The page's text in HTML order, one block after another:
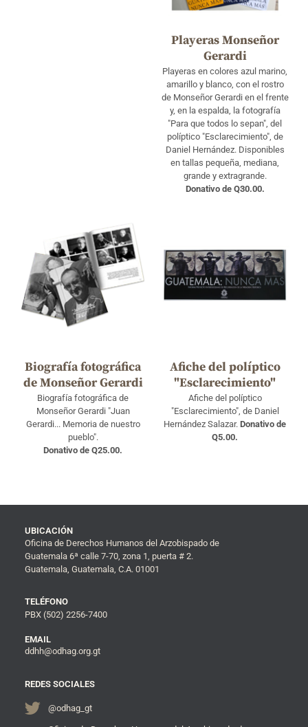
Playeras Monseñor
Gerardi
Playeras en colores azul marino,
amarillo y blanco, con el rostro
de Monseñor Gerardi en el frente
y, en la espalda, la fotografía
"Para que todos lo sepan", del
políptico "Esclarecimiento", de
Daniel Hernández. Disponibles
en tallas pequeña, mediana,
grande y extragrande.
Donativo de Q30.00.
Biografía fotográfica
de Monseñor Gerardi
Biografía fotográfica de
Monseñor Gerardi "Juan
Gerardi... Memoria de nuestro
pueblo".
Donativo de Q25.00.
Afiche del políptico
"Esclarecimiento"
Afiche del políptico
"Esclarecimiento", de Daniel
Hernández Salazar.Donativo de
Q5.00.
UBICACIÓN
Oficina de Derechos Humanos del Arzobispado de
Guatemala 6ª calle 7-70, zona 1, puerta # 2.
Guatemala, Guatemala, C.A. 01001
TELÉFONO
PBX (502) 2256-7400
EMAIL
ddhh@odhag.org.gt
REDES SOCIALES
@odhag_gt